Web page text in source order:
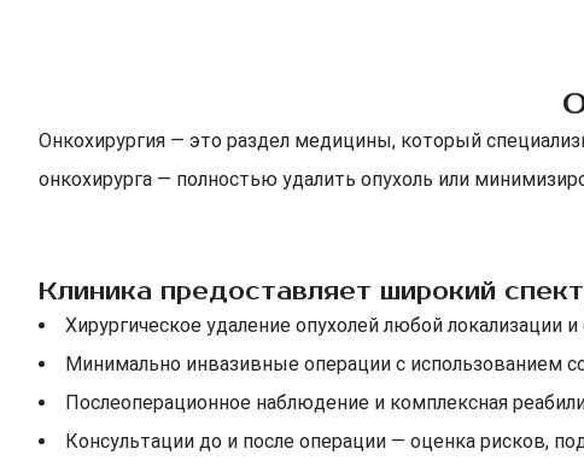
Онкохирургия — это раздел медицины, который
онкохирурга — полностью удалить опухоль или
Клиника предоставляет широкий
Хирургическое удаление опухолей любой локализации
Минимально инвазивные операции с использованием
Послеоперационное наблюдение и комплексная
Консультации до и после операции — оценка рисков,